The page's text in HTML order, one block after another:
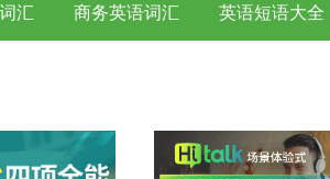
汇 商务英语词汇 英语短语大全